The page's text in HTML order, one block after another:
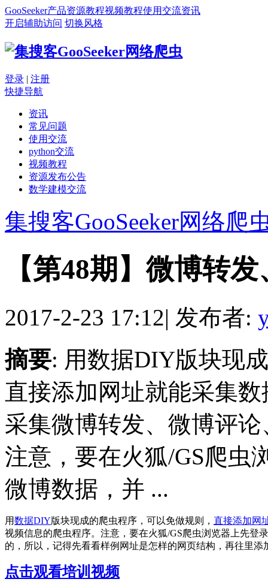
GooSeeker产品资源教程视频教程使用交流资讯
开启辅助访问 切换风格
登录 | 注册
快捷导航
资讯
常见问题
使用交流
python交流
视频教程
资源发布公告
数学建模交流
集搜客GooSeeker网络爬
【第48期】微博转
2017-2-23 17:12| 发布者:
摘要: 用数据DIY版块现
直接添加网址就能采集
采集微博转发、微博评
注意，要在火狐/GS爬虫
微博数据，并 ...
用数据DIY版块现成的爬虫程序，可以免做规则， 直接添加网
视频信息的爬虫程序。注意，要在火狐/GS爬虫浏览器上先登
的，所以，记得先看看样例网址是怎样的网页结构，再往里添
点击观看培训视频